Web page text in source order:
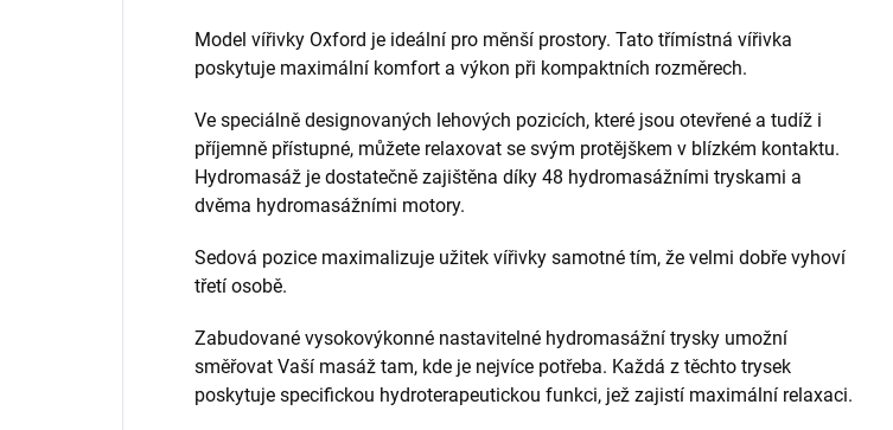
Model vířivky Oxford je ideální pro měnší prostory. Tato třímístná vířivka
poskytuje maximální komfort a výkon při kompaktních rozměrech.
Ve speciálně designovaných lehových pozicích, které jsou otevřené a tudíž i
příjemně přístupné, můžete relaxovat se svým protějškem v blízkém kontaktu.
Hydromasáž je dostatečně zajištěna díky 48 hydromasážními tryskami a
dvěma hydromasážními motory.
Sedová pozice maximalizuje užitek vířivky samotné tím, že velmi dobře vyhoví
třetí osobě.
Zabudované vysokovýkonné nastavitelné hydromasážní trysky umožní
směřovat Vaší masáž tam, kde je nejvíce potřeba. Každá z těchto trysek
poskytuje specifickou hydroterapeutickou funkci, jež zajistí maximální relaxaci.